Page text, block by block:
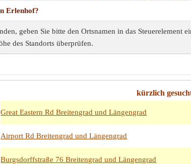
Erlenhof?
geben Sie bitte den Ortsnamen in das Steuerelement
des Standorts überprüfen.
kürzlich
Great Eastern Rd Breitengrad und Längengrad
Airport Rd Breitengrad und Längengrad
Burgsdorffstraße 76 Breitengrad und Längengrad